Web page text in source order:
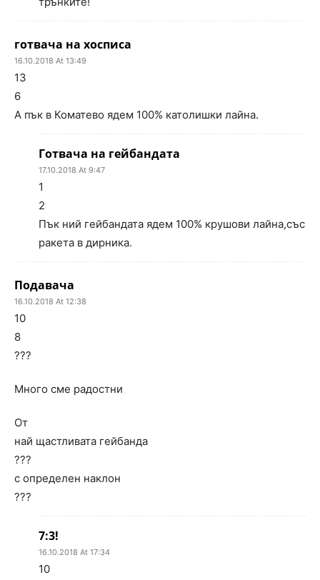
готвача на хосписа
16.10.2018 At 13:49
13
6
А пък в Коматево ядем 100% католишки лайна.
Готвача на гейбандата
17.10.2018 At 9:47
1
2
Пък ний гейбандата ядем 100% крушови лайна,със
ракета в дирника.
Подавача
16.10.2018 At 12:38
10
8
???
Много сме радостни
От
най щастливата гейбанда
???
с определен наклон
???
7:3!
16.10.2018 At 17:34
10